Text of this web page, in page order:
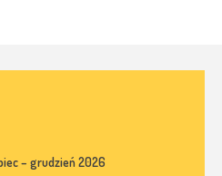
– grudzień 2026